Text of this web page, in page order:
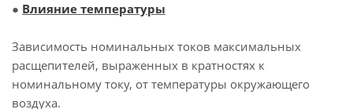
● Влияние температуры
Зависимость номинальных токов максимальных
расщепителей, выраженных в кратностях к
номинальному току, от температуры окружающего
воздуха.